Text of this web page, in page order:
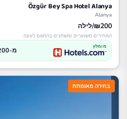
Özgür Bey Spa Hotel Alanya
Alanya
₪200/לילה
המחירים משוערים ומשתנים בהתאם לעונה
מומלץ מ-₪200
בחירה מאומתת